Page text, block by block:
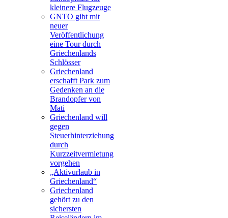
kleinere Flugzeuge
GNTO gibt mit
neuer
Veröffentlichung
eine Tour durch
Griechenlands
Schlösser
Griechenland
erschafft Park zum
Gedenken an die
Brandopfer von
Mati
Griechenland will
gegen
Steuerhinterziehung
durch
Kurzzeitvermietung
vorgehen
„Aktivurlaub in
Griechenland“
Griechenland
gehört zu den
sichersten